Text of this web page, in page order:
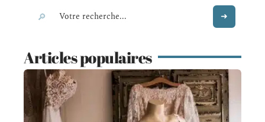
Articles populaires